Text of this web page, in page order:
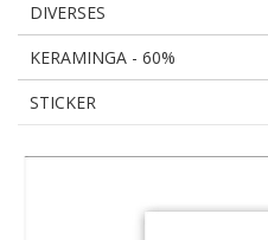
DIVERSES
KERAMINGA - 60%
STICKER